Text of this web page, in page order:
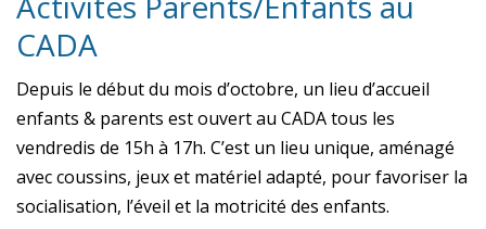
CADA
Depuis le début du mois d’octobre, un lieu d’accueil
enfants & parents est ouvert au CADA tous les
vendredis de 15h à 17h. C’est un lieu unique, aménagé
avec coussins, jeux et matériel adapté, pour favoriser la
socialisation, l’éveil et la motricité des enfants.